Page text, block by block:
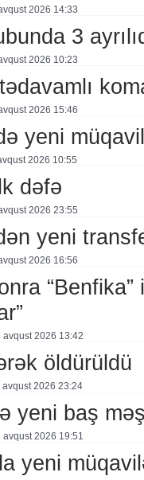
2026 14:33
3
2026 10:23
2026 15:46
yeni
2026 10:55
dəfə
2026 23:55
yeni
2026 16:56
avqust 2026 13:42
öldürüldü
avqust 2026 23:24
yeni baş
avqust 2026 19:51
yeni